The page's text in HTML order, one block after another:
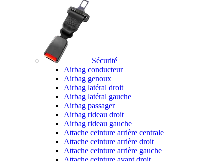
Sécurité
Airbag conducteur
Airbag genoux
Airbag latéral droit
Airbag latéral gauche
Airbag passager
Airbag rideau droit
Airbag rideau gauche
Attache ceinture arrière centrale
Attache ceinture arrière droit
Attache ceinture arrière gauche